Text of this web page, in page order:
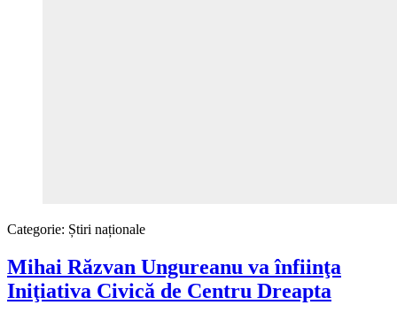
Categorie: Știri naționale
Mihai Răzvan Ungureanu va înfiinţa
Iniţiativa Civică de Centru Dreapta